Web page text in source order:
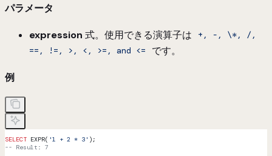
パラメータ
expression 式。使用できる演算子は
+, -, \*, /,
==, !=, >, <, >=, and <=
です。
例
SELECT EXPR( '1 + 2 * 3' );
-- Result: 7